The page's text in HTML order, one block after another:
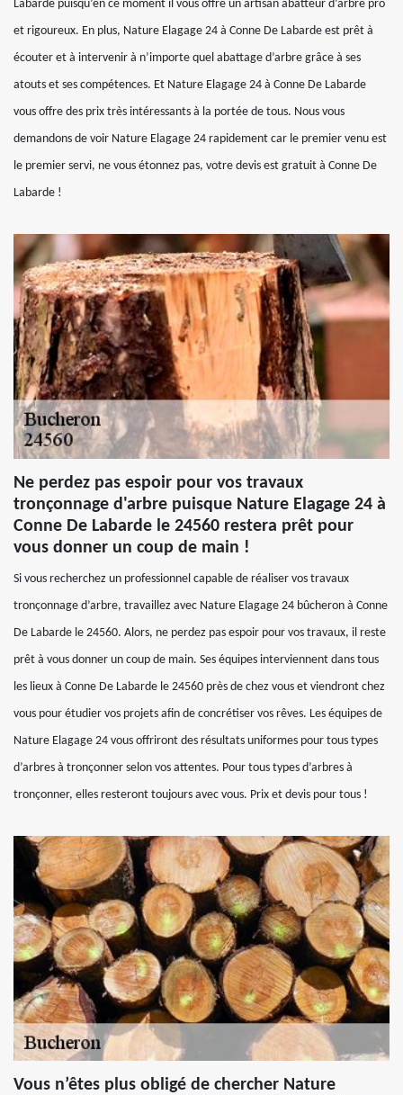
Labarde puisqu’en ce moment il vous offre un artisan abatteur d’arbre pro
et rigoureux. En plus, Nature Elagage 24 à Conne De Labarde est prêt à
écouter et à intervenir à n’importe quel abattage d’arbre grâce à ses
atouts et ses compétences. Et Nature Elagage 24 à Conne De Labarde
vous offre des prix très intéressants à la portée de tous. Nous vous
demandons de voir Nature Elagage 24 rapidement car le premier venu est
le premier servi, ne vous étonnez pas, votre devis est gratuit à Conne De
Labarde !
Ne perdez pas espoir pour vos travaux
tronçonnage d'arbre puisque Nature Elagage 24 à
Conne De Labarde le 24560 restera prêt pour
vous donner un coup de main !
Si vous recherchez un professionnel capable de réaliser vos travaux
tronçonnage d’arbre, travaillez avec Nature Elagage 24 bûcheron à Conne
De Labarde le 24560. Alors, ne perdez pas espoir pour vos travaux, il reste
prêt à vous donner un coup de main. Ses équipes interviennent dans tous
les lieux à Conne De Labarde le 24560 près de chez vous et viendront chez
vous pour étudier vos projets afin de concrétiser vos rêves. Les équipes de
Nature Elagage 24 vous offriront des résultats uniformes pour tous types
d’arbres à tronçonner selon vos attentes. Pour tous types d’arbres à
tronçonner, elles resteront toujours avec vous. Prix et devis pour tous !
Vous n’êtes plus obligé de chercher Nature